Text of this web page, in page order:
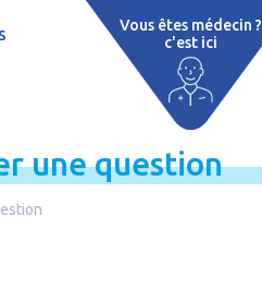
Vous êtes médecin ?
c'est ici
une question